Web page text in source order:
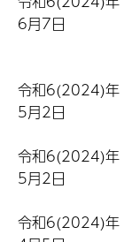
6月7日
令和6(2024)年
5月2日
令和6(2024)年
5月2日
令和6(2024)年